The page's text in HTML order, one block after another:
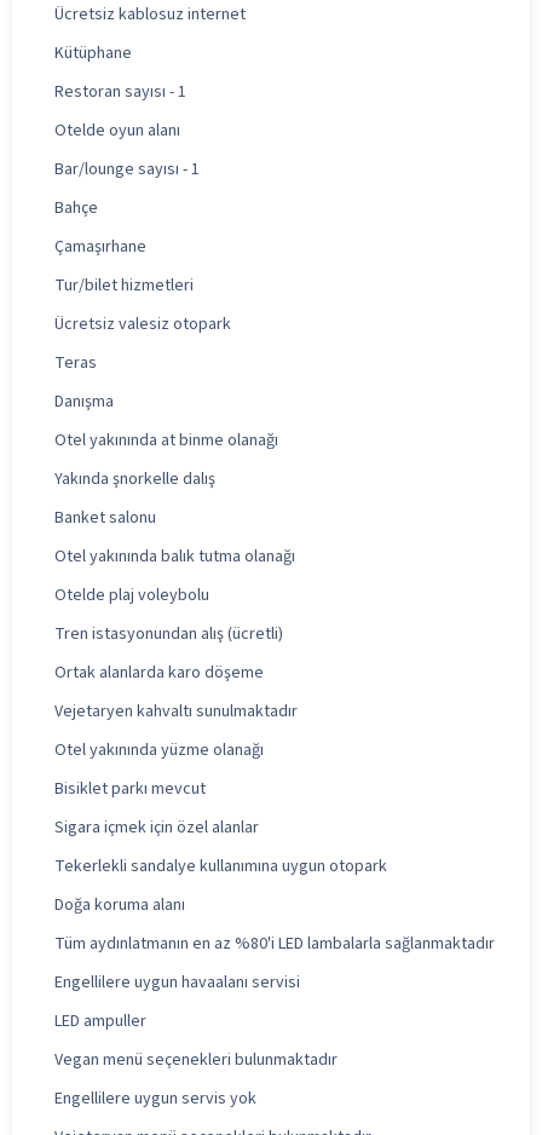
Ücretsiz kablosuz internet
Kütüphane
Restoran sayısı - 1
Otelde oyun alanı
Bar/lounge sayısı - 1
Bahçe
Çamaşırhane
Tur/bilet hizmetleri
Ücretsiz valesiz otopark
Teras
Danışma
Otel yakınında at binme olanağı
Yakında şnorkelle dalış
Banket salonu
Otel yakınında balık tutma olanağı
Otelde plaj voleybolu
Tren istasyonundan alış (ücretli)
Ortak alanlarda karo döşeme
Vejetaryen kahvaltı sunulmaktadır
Otel yakınında yüzme olanağı
Bisiklet parkı mevcut
Sigara içmek için özel alanlar
Tekerlekli sandalye kullanımına uygun otopark
Doğa koruma alanı
Tüm aydınlatmanın en az %80'i LED lambalarla sağlanmaktadır
Engellilere uygun havaalanı servisi
LED ampuller
Vegan menü seçenekleri bulunmaktadır
Engellilere uygun servis yok